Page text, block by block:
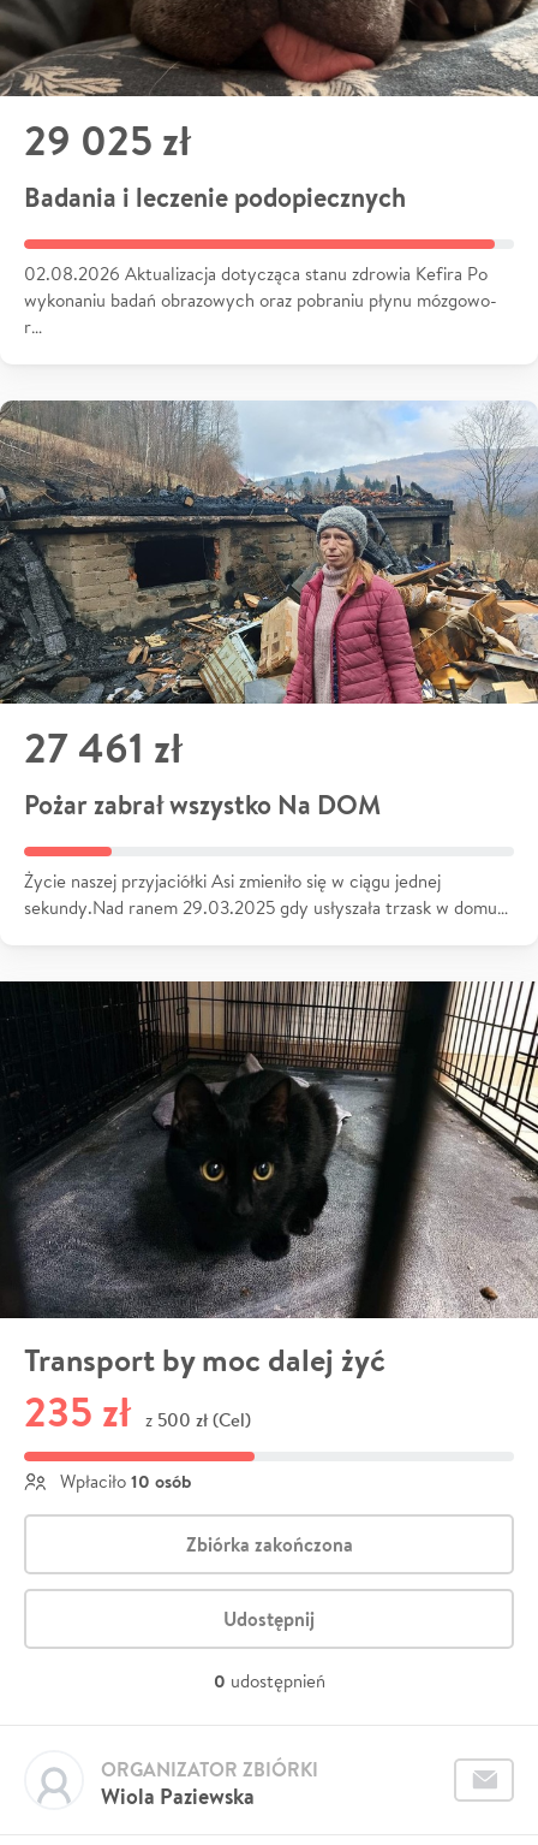
29 025 zł
Badania i leczenie podopiecznych
02.08.2026 Aktualizacja dotycząca stanu zdrowia Kefira Po
wykonaniu badań obrazowych oraz pobraniu płynu mózgowo-
r…
27 461 zł
Pożar zabrał wszystko Na DOM
Życie naszej przyjaciółki Asi zmieniło się w ciągu jednej
sekundy.Nad ranem 29.03.2025 gdy usłyszała trzask w domu…
Transport by moc dalej żyć
235 zł z 500 zł (Cel)
Wpłaciło 10 osób
Zbiórka zakończona
Udostępnij
0 udostępnień
Wiola Paziewska
ORGANIZATOR ZBIÓRKI